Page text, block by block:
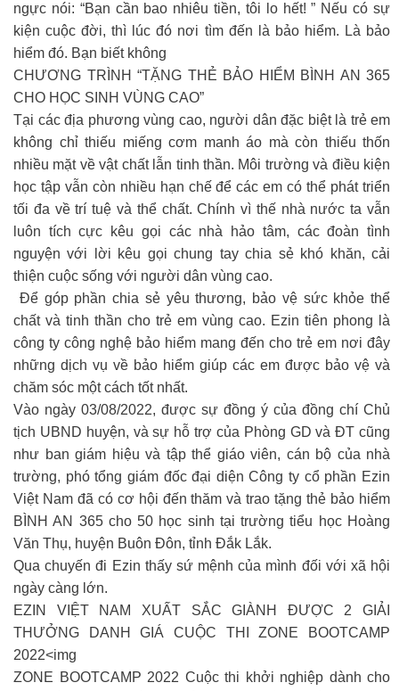
ngực nói: “Bạn cần bao nhiêu tiền, tôi lo hết! ” Nếu có sự
kiện cuộc đời, thì lúc đó nơi tìm đến là bảo hiểm. Là bảo
hiểm đó. Bạn biết không
CHƯƠNG TRÌNH “TẶNG THẺ BẢO HIỂM BÌNH AN 365
CHO HỌC SINH VÙNG CAO”
Tại các địa phương vùng cao, người dân đặc biệt là trẻ em
không chỉ thiếu miếng cơm manh áo mà còn thiếu thốn
nhiều mặt về vật chất lẫn tinh thần. Môi trường và điều kiện
học tập vẫn còn nhiều hạn chế để các em có thể phát triển
tối đa về trí tuệ và thể chất. Chính vì thế nhà nước ta vẫn
luôn tích cực kêu gọi các nhà hảo tâm, các đoàn tình
nguyện với lời kêu gọi chung tay chia sẻ khó khăn, cải
thiện cuộc sống với người dân vùng cao.
Để góp phần chia sẻ yêu thương, bảo vệ sức khỏe thể
chất và tinh thần cho trẻ em vùng cao. Ezin tiên phong là
công ty công nghệ bảo hiểm mang đến cho trẻ em nơi đây
những dịch vụ về bảo hiểm giúp các em được bảo vệ và
chăm sóc một cách tốt nhất.
Vào ngày 03/08/2022, được sự đồng ý của đồng chí Chủ
tịch UBND huyện, và sự hỗ trợ của Phòng GD và ĐT cũng
như ban giám hiệu và tập thể giáo viên, cán bộ của nhà
trường, phó tổng giám đốc đại diện Công ty cổ phần Ezin
Việt Nam đã có cơ hội đến thăm và trao tặng thẻ bảo hiểm
BÌNH AN 365 cho 50 học sinh tại trường tiểu học Hoàng
Văn Thụ, huyện Buôn Đôn, tỉnh Đắk Lắk.
Qua chuyến đi Ezin thấy sứ mệnh của mình đối với xã hội
ngày càng lớn.
EZIN VIỆT NAM XUẤT SẮC GIÀNH ĐƯỢC 2 GIẢI
THƯỞNG DANH GIÁ CUỘC THI ZONE BOOTCAMP
2022<img
ZONE BOOTCAMP 2022 Cuộc thi khởi nghiệp dành cho